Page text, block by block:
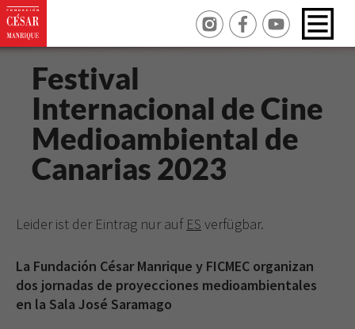
Festival
Internacional de Cine
Medioambiental de
Canarias 2023
Leider ist der Eintrag nur auf ES verfügbar.
La Fundación César Manrique y FICMEC organizan
dos jornadas de proyecciones medioambientales
en la Sala José Saramago